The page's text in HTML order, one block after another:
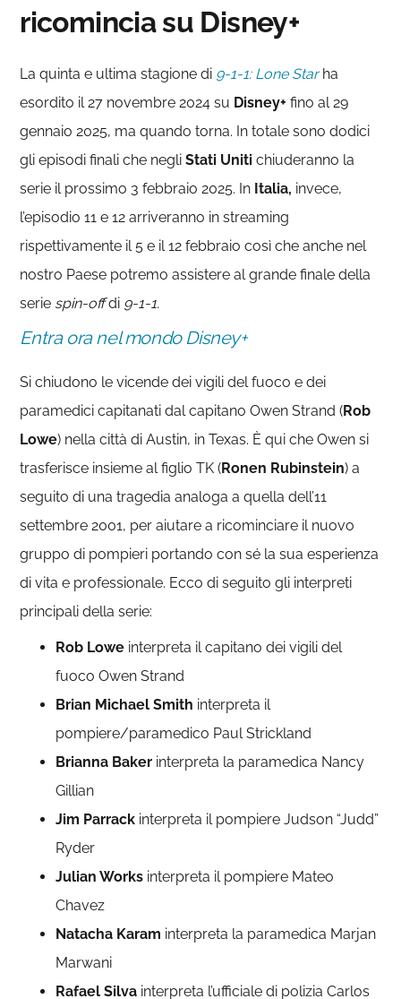
ricomincia su Disney+
La quinta e ultima stagione di 9-1-1: Lone Star ha
esordito il 27 novembre 2024 su Disney+fino al 29
gennaio 2025, ma quando torna. In totale sono dodici
gli episodi finali che negliStati Unitichiuderanno la
serie il prossimo 3 febbraio 2025. In Italia, invece,
l’episodio 11 e 12 arriveranno in streaming
rispettivamente il 5 e il 12 febbraio così che anche nel
nostro Paese potremo assistere al grande finale della
serie spin-offdi 9-1-1.
Entra ora nel mondo Disney+
Si chiudono le vicende dei vigili del fuoco e dei
paramedici capitanati dal capitano Owen Strand (Rob
Lowe) nella città di Austin, in Texas. È qui che Owen si
trasferisce insieme al figlio TK (Ronen Rubinstein) a
seguito di una tragedia analoga a quella dell’11
settembre 2001, per aiutare a ricominciare il nuovo
gruppo di pompieri portando con sé la sua esperienza
di vita e professionale. Ecco di seguito gli interpreti
principali della serie:
Rob Lowe interpreta il capitano dei vigili del
fuoco Owen Strand
Brian Michael Smith interpreta il
pompiere/paramedico Paul Strickland
Brianna Baker interpreta la paramedica Nancy
Gillian
Jim Parrack interpreta il pompiere Judson “Judd”
Ryder
Julian Works interpreta il pompiere Mateo
Chavez
Natacha Karam interpreta la paramedica Marjan
Marwani
Rafael Silva interpreta l’ufficiale di polizia Carlos